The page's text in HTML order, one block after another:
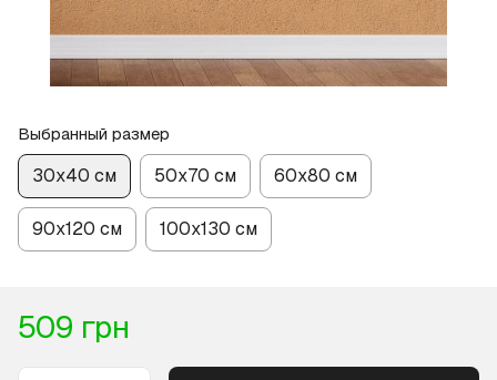
Выбранный размер
30х40 см 50х70 см 60х80 см
90х120 см 100х130 см
509 грн